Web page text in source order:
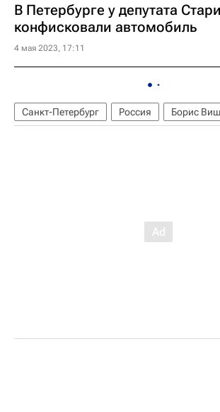
В Петербурге у депутата
конфисковали автомобиль
4 мая 2023, 17:11
Санкт-Петербург Россия Борис